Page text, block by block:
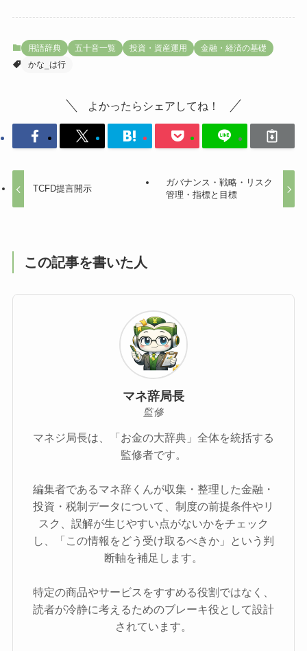
用語辞典 五十音一覧 投資・資産運用
金融・経済の基礎
かな_は行
よかったらシェアしてね！
TCFD提言開示
ガバナンス・戦略・リスク
管理・指標と目標
この記事を書いた人
マネ辞局長
監修
マネジ局長は、「お金の大辞典」全体を統括する
監修者です。
編集者であるマネ辞くんが収集・整理した金融・
投資・税制データについて、制度の前提条件やリ
スク、誤解が生じやすい点がないかをチェック
し、「この情報をどう受け取るべきか」という判
断軸を補足します。
特定の商品やサービスをすすめる役割ではなく、
読者が冷静に考えるためのブレーキ役として設計
されています。